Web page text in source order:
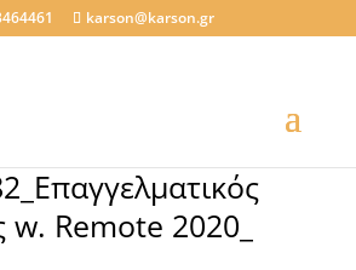
karson@karson.gr
w. Remote 2020_